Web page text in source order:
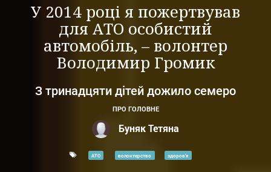
У 2014 році я пожертвував
для АТО особистий
автомобіль, – волонтер
Володимир Громик
З тринадцяти дітей дожило семеро
ПРО ГОЛОВНЕ
Буняк Тетяна
АТО волонтерство здоров'я